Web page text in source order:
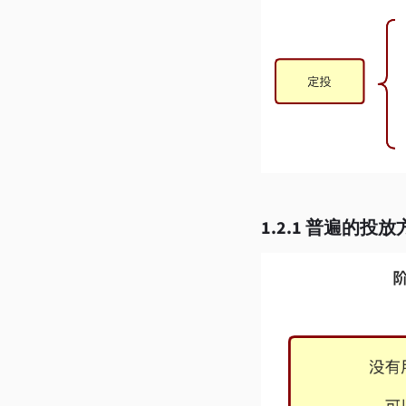
1.2.1 普遍的投放